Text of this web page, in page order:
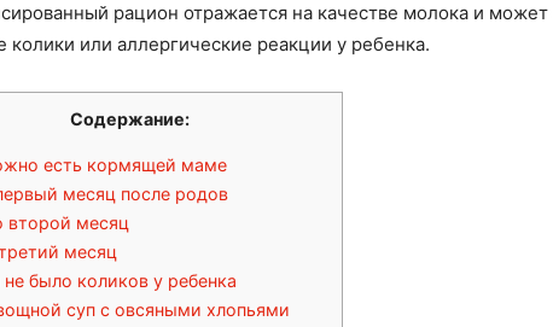
рацион отражается на качестве молока и может
колики или аллергические реакции у ребенка.
Содержание:
есть кормящей маме
месяц после родов
второй месяц
месяц
было коликов у ребенка
суп с овсяными хлопьями